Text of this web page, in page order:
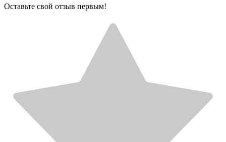
Оставьте свой отзыв первым!